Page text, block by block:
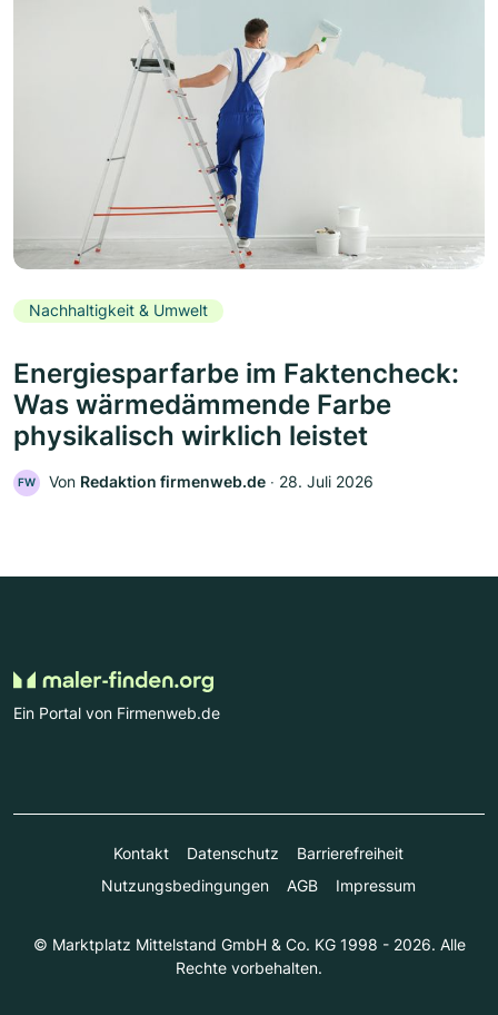
Nachhaltigkeit & Umwelt
Energiesparfarbe im Faktencheck:
Was wärmedämmende Farbe
physikalisch wirklich leistet
FW Von Redaktion firmenweb.de ‧ 28. Juli 2026
Ein Portal von Firmenweb.de
Kontakt Datenschutz
Barrierefreiheit
Nutzungsbedingungen
AGB Impressum
© Marktplatz Mittelstand GmbH & Co. KG 1998 - 2026. Alle
Rechte vorbehalten.